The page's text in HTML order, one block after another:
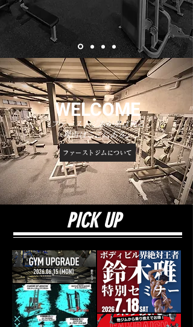
​WELCOME
​ファーストジムが選ばれる
理由はここにある。
ファーストジムについて
PICK UP